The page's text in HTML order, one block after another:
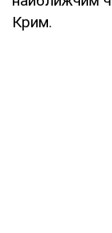
Крим.